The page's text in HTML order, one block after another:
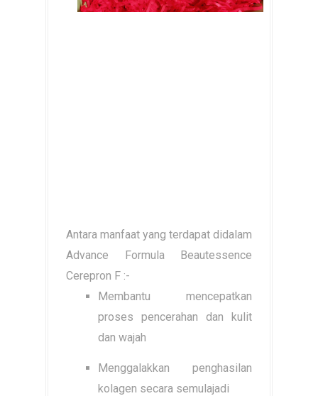
Antara manfaat yang terdapat didalam
Advance Formula Beautessence
Cerepron F :-
Membantu mencepatkan
proses pencerahan dan kulit
dan wajah
Menggalakkan penghasilan
kolagen secara semulajadi